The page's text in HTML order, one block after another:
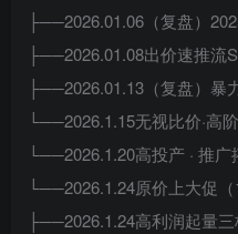
├──2026.01.06（复盘）
├──2026.01.08出价速推流
├──2026.01.13（复盘）暴
└──2026.1.15无视比价·高
└──2026.1.20高投产 · 推
└──2026.1.24原价上大促
├──2026.1.24高利润起量